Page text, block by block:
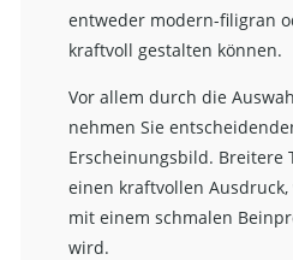
entweder modern-filigran
kraftvoll gestalten können.
Vor allem durch die
nehmen Sie
Erscheinungsbild. Breitere
einen kraftvollen
mit einem schmalen
wird.